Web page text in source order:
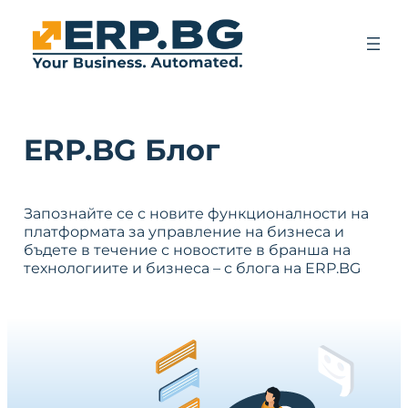
ERP.BG Блог
Запознайте се с новите функционалности на
платформата за управление на бизнеса и
бъдете в течение с новостите в бранша на
технологиите и бизнеса – с блога на ERP.BG